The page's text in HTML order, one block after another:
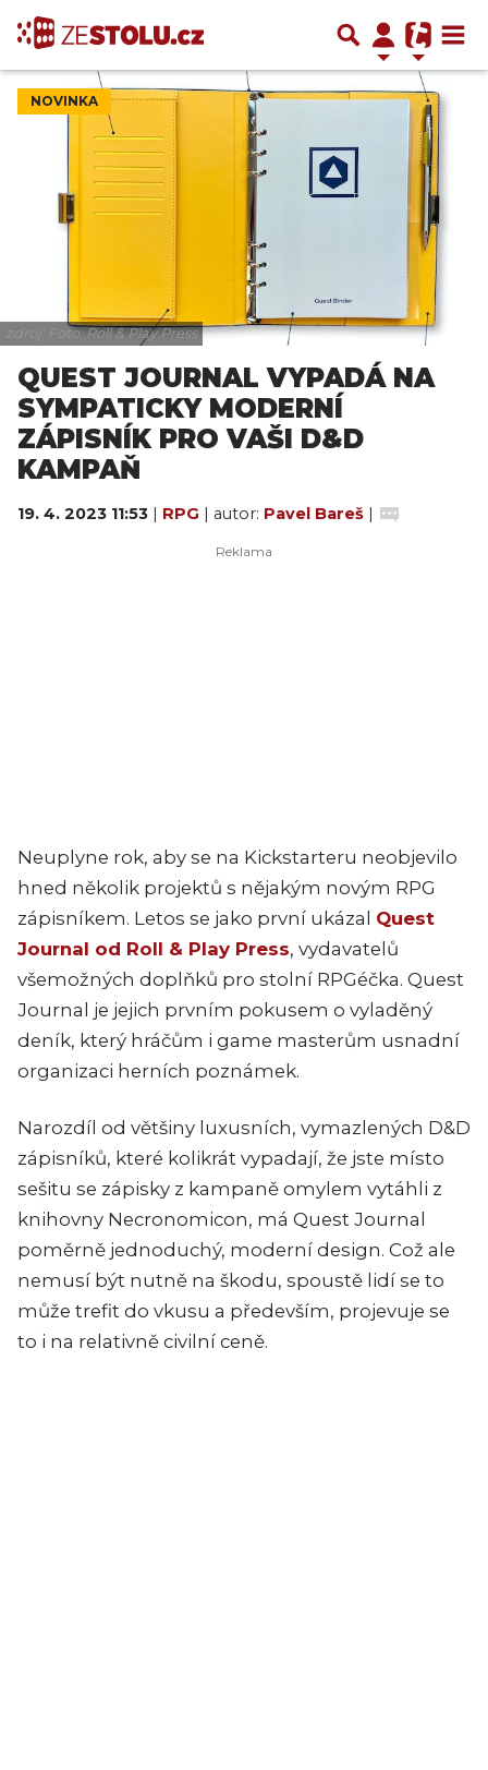
NOVINKA
zdroj: Foto: Roll & Play Press
QUEST JOURNAL VYPADÁ NA
SYMPATICKY MODERNÍ
ZÁPISNÍK PRO VAŠI D&D
KAMPAŇ
19. 4. 2023 11:53 | RPG | autor: Pavel Bareš |
Neuplyne rok, aby se na Kickstarteru neobjevilo
hned několik projektů s nějakým novým RPG
zápisníkem. Letos se jako první ukázal Quest
Journal od Roll & Play Press, vydavatelů
všemožných doplňků pro stolní RPGéčka. Quest
Journal je jejich prvním pokusem o vyladěný
deník, který hráčům i game masterům usnadní
organizaci herních poznámek.
Narozdíl od většiny luxusních, vymazlených D&D
zápisníků, které kolikrát vypadají, že jste místo
sešitu se zápisky z kampaně omylem vytáhli z
knihovny Necronomicon, má Quest Journal
poměrně jednoduchý, moderní design. Což ale
nemusí být nutně na škodu, spoustě lidí se to
může trefit do vkusu a především, projevuje se
to i na relativně civilní ceně.